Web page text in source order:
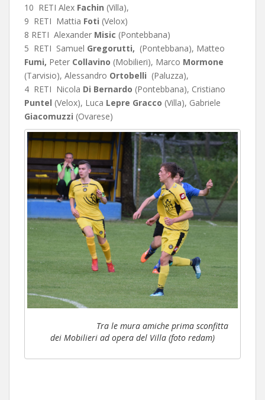
10 RETI Alex Fachin (Villa),
9 RETI Mattia Foti (Velox)
8 RETI Alexander Misic (Pontebbana)
5 RETI Samuel Gregorutti, (Pontebbana), Matteo
Fumi, Peter Collavino (Mobilieri), Marco Mormone
(Tarvisio), Alessandro Ortobelli (Paluzza),
4 RETI Nicola Di Bernardo (Pontebbana), Cristiano
Puntel (Velox), Luca Lepre Gracco (Villa), Gabriele
Giacomuzzi (Ovarese)
Tra le mura amiche prima sconfitta
dei Mobilieri ad opera del Villa (foto redam)